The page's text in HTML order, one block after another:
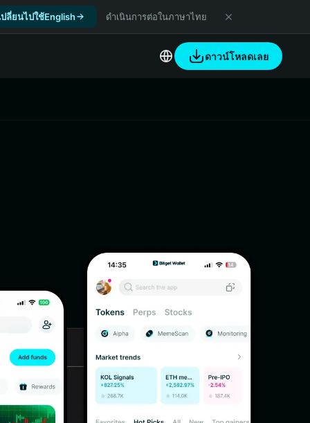
ปลี่ยนไปใช้English ดำเนินการต่อในภาษาไทย
ดาวน์โหลดเลย